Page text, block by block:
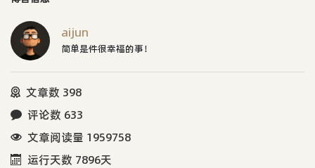
aijun
简单是件很幸福的事！
文章数 398
评论数 633
文章阅读量 1959758
运行天数 7896天